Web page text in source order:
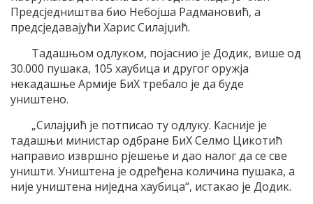
Предсједништва био Небојша Радмановић, а
предсједавајући Харис Силајџић.
Тадашњом одлуком, појаснио је Додик, више од
30.000 пушака, 105 хаубица и другог оружја
некадашње Армије БиХ требало је да буде
уништено.
„Силајџић је потписао ту одлуку. Касније је
тадашњи министар одбране БиХ Селмо Цикотић
направио извршно рјешење и дао налог да се све
уништи. Уништена је одређена количина пушака, а
није уништена ниједна хаубица“, истакао је Додик.